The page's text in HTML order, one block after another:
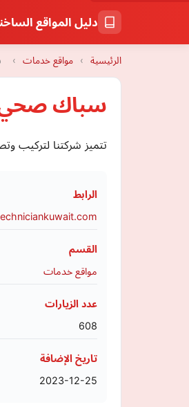
دليل المواقع
الرئيسية › مواقع خدمات ›
سباك
تتميز شركتنا لتركيب
الرابط
القسم
مواقع خدمات
عدد الزيارات
608
تاريخ الإضافة
2023-12-25